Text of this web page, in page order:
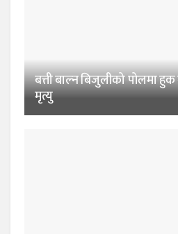
बत्ती बाल्न बिजुलीको पोलमा
मृत्यु